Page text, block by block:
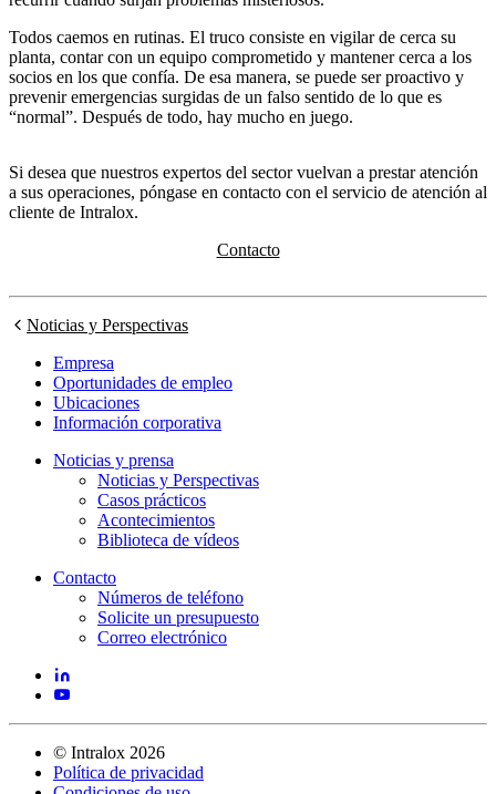
Todos caemos en rutinas. El truco consiste en vigilar de cerca su
planta, contar con un equipo comprometido y mantener cerca a los
socios en los que confía. De esa manera, se puede ser proactivo y
prevenir emergencias surgidas de un falso sentido de lo que es
“normal”. Después de todo, hay mucho en juego.
Si desea que nuestros expertos del sector vuelvan a prestar atención
a sus operaciones, póngase en contacto con el servicio de atención al
cliente de Intralox.
Contacto
Noticias y Perspectivas
Empresa
Oportunidades de empleo
Ubicaciones
Información corporativa
Noticias y prensa
Noticias y Perspectivas
Casos prácticos
Acontecimientos
Biblioteca de vídeos
Contacto
Números de teléfono
Solicite un presupuesto
Correo electrónico
© Intralox 2026
Política de privacidad